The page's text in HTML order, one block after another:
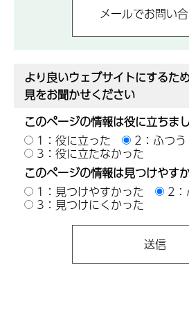
より良いウェブサイトにするた
見をお聞かせください
このページの情報は役に立ちま
1：役に立った
2：ふつう
3：役に立たなかった
このページの情報は見つけやす
1：見つけやすかった
2：
3：見つけにくかった